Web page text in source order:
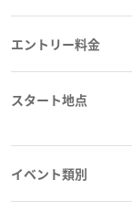
エントリー料金
スタート地点
イベント類別